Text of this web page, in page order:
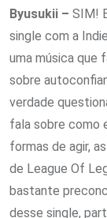
Byusukii – SIM!
single com a
uma música que
sobre
verdade
fala sobre como
formas de agir,
de League Of
bastante
desse single,